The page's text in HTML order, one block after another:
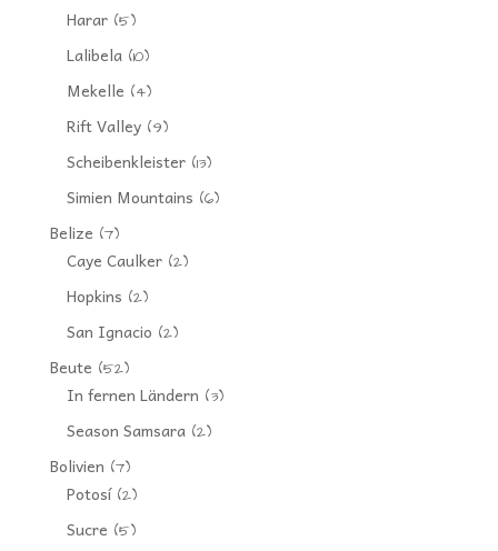
Harar(5)
Lalibela(10)
Mekelle (4)
Rift Valley(9)
Scheibenkleister(13)
Simien Mountains (6)
Belize (7)
Caye Caulker(2)
Hopkins (2)
San Ignacio (2)
Beute (52)
In fernen Ländern (3)
Season Samsara(2)
Bolivien (7)
Potosí(2)
Sucre (5)